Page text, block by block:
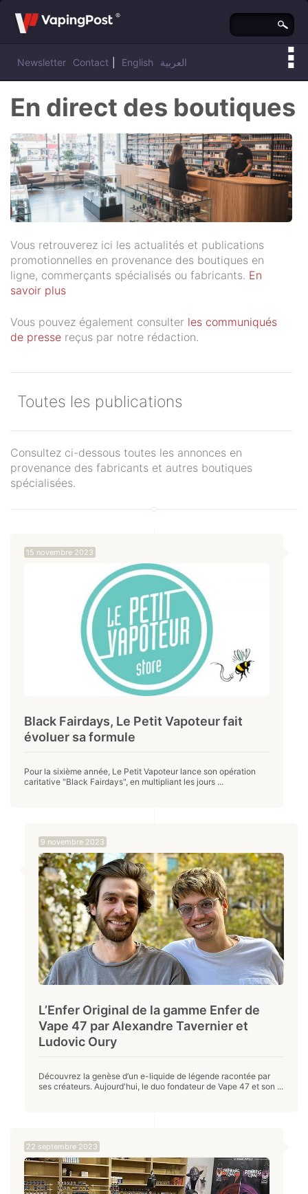
Newsletter Contact English العربية
En direct des boutiques
Vous retrouverez ici les actualités et publications
promotionnelles en provenance des boutiques en
ligne, commerçants spécialisés ou fabricants. En
savoir plus
Vous pouvez également consulter les communiqués
de presse reçus par notre rédaction.
Toutes les publications
Consultez ci-dessous toutes les annonces en
provenance des fabricants et autres boutiques
spécialisées.
15 novembre 2023
Black Fairdays, Le Petit Vapoteur fait
évoluer sa formule
Pour la sixième année, Le Petit Vapoteur lance son opération
caritative "Black Fairdays", en multipliant les jours ...
9 novembre 2023
L’Enfer Original de la gamme Enfer de
Vape 47 par Alexandre Tavernier et
Ludovic Oury
Découvrez la genèse d’un e-liquide de légende racontée par
ses créateurs. Aujourd'hui, le duo fondateur de Vape 47 et son ...
22 septembre 2023